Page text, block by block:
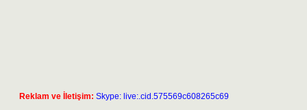
Reklam ve İletişim: Skype: live:.cid.575569c608265c69